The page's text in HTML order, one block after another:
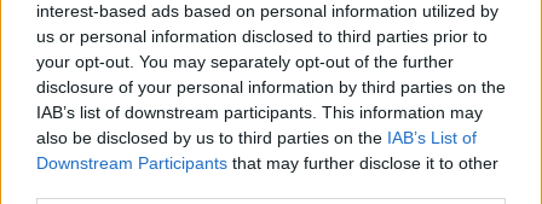
interest-based ads based on personal information utilized by
us or personal information disclosed to third parties prior to
your opt-out. You may separately opt-out of the further
disclosure of your personal information by third parties on the
IAB’s list of downstream participants. This information may
also be disclosed by us to third parties on the IAB’s List of
Downstream Participants that may further disclose it to other